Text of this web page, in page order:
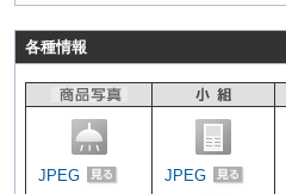
各種情報
JPEG
JPEG